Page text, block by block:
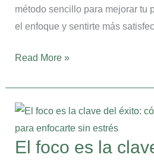
método sencillo para mejorar tu
el enfoque y sentirte más
Read More »
El foco es la
foco
es
la